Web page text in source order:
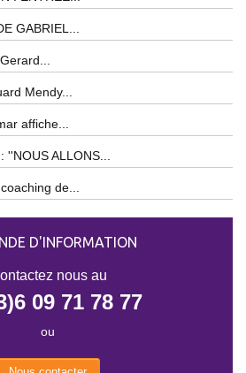
GABRIEL...
Mendy...
affiche...
''NOUS ALLONS...
de...
D'INFORMATION
nous au
09 71 78 77
ou